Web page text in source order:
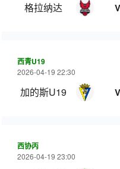
格拉纳达
西青U19
2026-04-19 22:30
加的斯U19
西协丙
2026-04-19 23:00